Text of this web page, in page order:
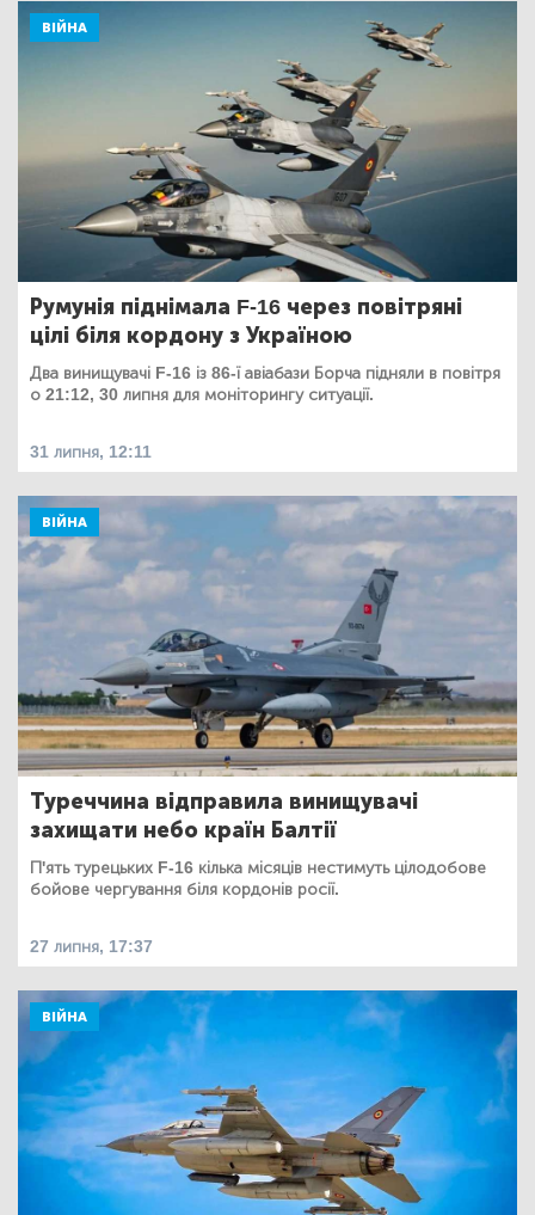
ВІЙНА
Румунія піднімала F-16 через повітряні
цілі біля кордону з Україною
Два винищувачі F-16 із 86-ї авіабази Борча підняли в повітря
о 21:12, 30 липня для моніторингу ситуації.
31 липня, 12:11
ВІЙНА
Туреччина відправила винищувачі
захищати небо країн Балтії
П'ять турецьких F-16 кілька місяців нестимуть цілодобове
бойове чергування біля кордонів росії.
27 липня, 17:37
ВІЙНА